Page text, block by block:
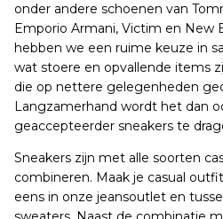
onder andere schoenen van
Emporio Armani, Victim en New
hebben we een ruime keuze in
wat stoere en opvallende items
die op nettere gelegenheden
Langzamerhand wordt het dan
geaccepteerder sneakers te
Sneakers zijn met alle soorten
combineren. Maak je casual
eens in onze jeansoutlet en